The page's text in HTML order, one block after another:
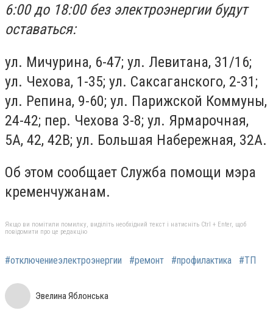
6:00 до 18:00 без электроэнергии будут
оставаться:
ул. Мичурина, 6-47; ул. Левитана, 31/16;
ул. Чехова, 1-35; ул. Саксаганского, 2-31;
ул. Репина, 9-60; ул. Парижской Коммуны,
24-42; пер. Чехова 3-8; ул. Ярмарочная,
5А, 42, 42В; ул. Большая Набережная, 32А.
Об этом сообщает Служба помощи мэра
кременчужанам.
Якщо ви помітили помилку, виділіть необхідний текст і натисніть Ctrl + Enter, щоб
повідомити про це редакцію
#отключениеэлектроэнергии #ремонт #профилактика #ТП
Эвелина Яблонська